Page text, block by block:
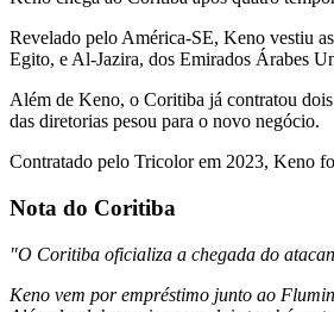
Revelado pelo América-SE, Keno vestiu
Egito, e Al-Jazira, dos Emirados Árabes
Além de Keno, o Coritiba já contratou
das diretorias pesou para o novo negócio.
Contratado pelo Tricolor em 2023, Keno
Nota do Coritiba
"O Coritiba oficializa a chegada do
Keno vem por empréstimo junto ao